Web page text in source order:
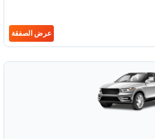
عرض الصفقة